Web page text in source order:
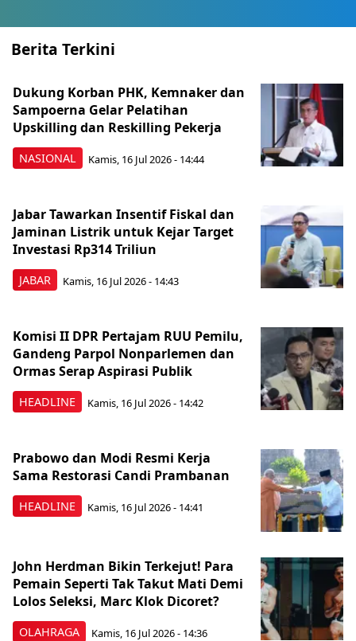
Berita Terkini
NASIONAL
Dukung Korban PHK, Kemnaker dan
Sampoerna Gelar Pelatihan
Upskilling dan Reskilling Pekerja
Kamis, 16 Jul 2026 - 14:44
JABAR
Jabar Tawarkan Insentif Fiskal dan
Jaminan Listrik untuk Kejar Target
Investasi Rp314 Triliun
Kamis, 16 Jul 2026 - 14:43
HEADLINE
Komisi II DPR Pertajam RUU Pemilu,
Gandeng Parpol Nonparlemen dan
Ormas Serap Aspirasi Publik
Kamis, 16 Jul 2026 - 14:42
HEADLINE
Prabowo dan Modi Resmi Kerja
Sama Restorasi Candi Prambanan
Kamis, 16 Jul 2026 - 14:41
OLAHRAGA
John Herdman Bikin Terkejut! Para
Pemain Seperti Tak Takut Mati Demi
Lolos Seleksi, Marc Klok Dicoret?
Kamis, 16 Jul 2026 - 14:36